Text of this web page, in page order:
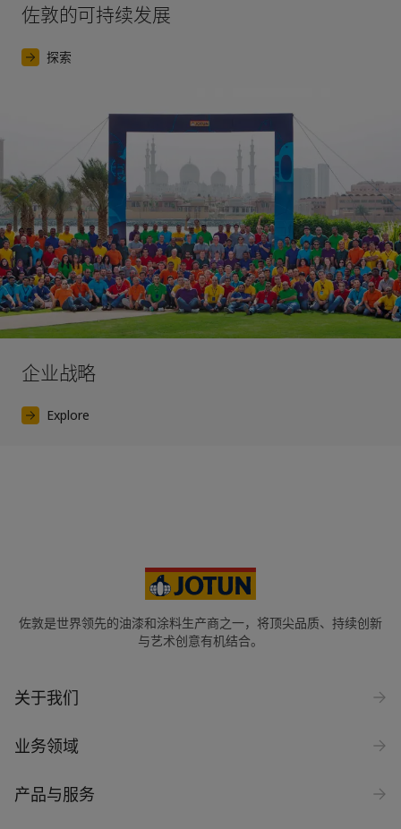
佐敦的可持续发展
探索
企业战略
Explore
佐敦是世界领先的油漆和涂料生产商之一，将顶尖品质、持续创新
与艺术创意有机结合。
关于我们
业务领域
产品与服务